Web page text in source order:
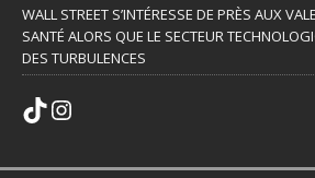
WALL STREET S’INTÉRESSE DE PRÈS AUX
SANTÉ ALORS QUE LE SECTEUR
DES TURBULENCES